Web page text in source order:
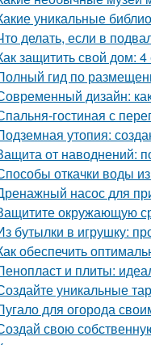
уникальные
делать, если в
защитить свой дом:
гид по
дизайн:
гостиная с
утопия:
от наводнений:
откачки воды
насос для
окружающую
бутылки в игрушку:
обеспечить
и плиты:
уникальные
для огорода
свою